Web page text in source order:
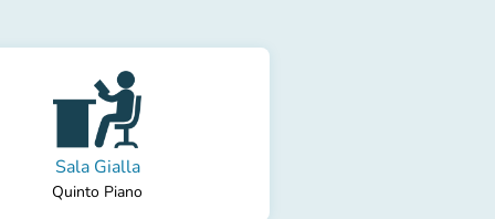
Sala Gialla
Quinto Piano